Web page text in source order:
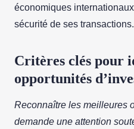
économiques
sécurité de ses transactions.
Critères clés pour
opportunités
Reconnaître les meilleures
demande une attention